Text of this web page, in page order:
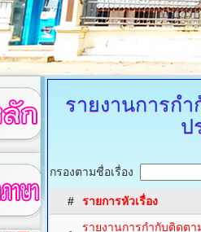
รายงานการก
ป
กรองตามชื่อเรื่อง
# รายการหัวเรื่อง
รายงานการกำกับติดต